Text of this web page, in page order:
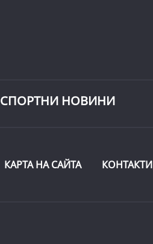
СПОРТНИ НОВИНИ
КАРТА НА САЙТА КОНТАКТИ